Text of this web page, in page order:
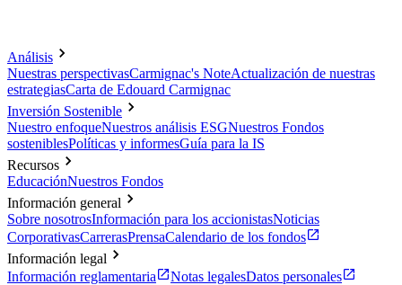
Análisis
Nuestras perspectivasCarmignac's NoteActualización de nuestras
estrategiasCarta de Edouard Carmignac
Inversión Sostenible
Nuestro enfoqueNuestros análisis ESGNuestros Fondos
sosteniblesPolíticas y informesGuía para la IS
Recursos
EducaciónNuestros Fondos
Información general
Sobre nosotrosInformación para los accionistasNoticias
CorporativasCarrerasPrensaCalendario de los fondos
Información legal
Información reglamentaria
Notas legalesDatos personales